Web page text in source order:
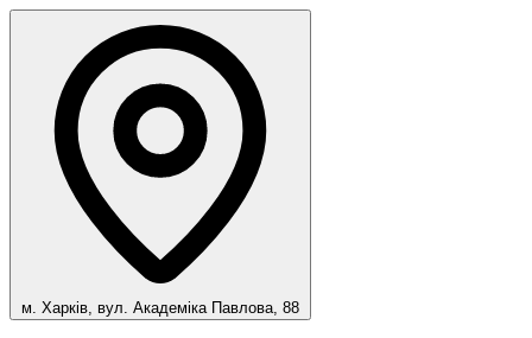
м. Харків, вул. Академіка Павлова, 88